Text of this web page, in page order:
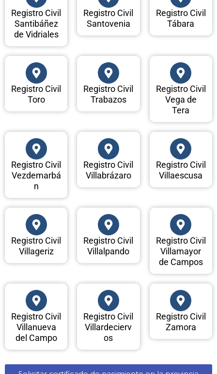
Registro Civil
Santibáñez
de Vidriales
Registro Civil
Santovenia
Registro Civil
Tábara
Registro Civil
Toro
Registro Civil
Trabazos
Registro Civil
Vega de
Tera
Registro Civil
Vezdemarbá
n
Registro Civil
Villabrázaro
Registro Civil
Villaescusa
Registro Civil
Villageriz
Registro Civil
Villalpando
Registro Civil
Villamayor
de Campos
Registro Civil
Villanueva
del Campo
Registro Civil
Villardecierv
os
Registro Civil
Zamora